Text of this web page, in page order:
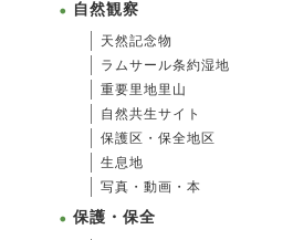
自然観察
天然記念物
ラムサール条約湿地
重要里地里山
自然共生サイト
保護区・保全地区
生息地
写真・動画・本
保護・保全